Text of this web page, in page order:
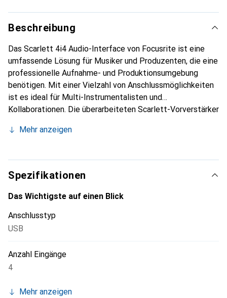
Beschreibung
Das Scarlett 4i4 Audio-Interface von Focusrite ist eine
umfassende Lösung für Musiker und Produzenten, die eine
professionelle Aufnahme- und Produktionsumgebung
benötigen. Mit einer Vielzahl von Anschlussmöglichkeiten
ist es ideal für Multi-Instrumentalisten und
Kollaborationen. Die überarbeiteten Scarlett-Vorverstärker
während die integrierten Funktionen wie Auto Gain und Clip
Das Interface unterstützt eine Vielzahl von Geräten,
darunter Mikrofone, Gitarren, Synthesizer und
Drumcomputer, und ermöglicht so eine flexible Nutzung in
verschiedenen Musikprojekten. Die mitgelieferte
bieten alles, was für das Aufnehmen, Abmischen und
Mastern von Musik erforderlich ist.
Mehr anzeigen
Spezifikationen
Das Wichtigste auf einen Blick
Anschlusstyp
USB
Anzahl Eingänge
4
Mehr anzeigen